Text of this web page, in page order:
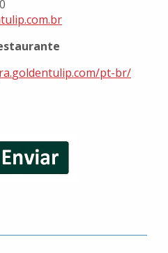
br
goldentulip.com/pt-br/